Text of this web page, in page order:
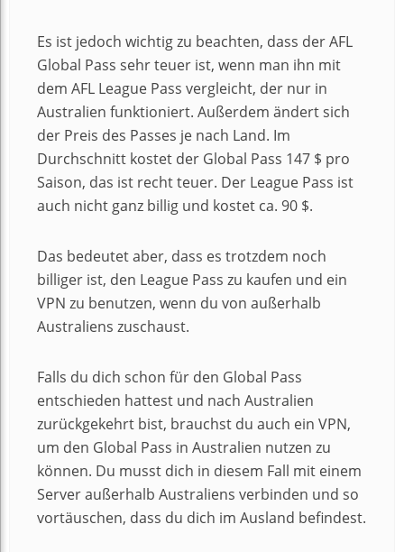
Es ist jedoch wichtig zu beachten, dass der AFL
Global Pass sehr teuer ist, wenn man ihn mit
dem AFL League Pass vergleicht, der nur in
Australien funktioniert. Außerdem ändert sich
der Preis des Passes je nach Land. Im
Durchschnitt kostet der Global Pass 147 $ pro
Saison, das ist recht teuer. Der League Pass ist
auch nicht ganz billig und kostet ca. 90 $.
Das bedeutet aber, dass es trotzdem noch
billiger ist, den League Pass zu kaufen und ein
VPN zu benutzen, wenn du von außerhalb
Australiens zuschaust.
Falls du dich schon für den Global Pass
entschieden hattest und nach Australien
zurückgekehrt bist, brauchst du auch ein VPN,
um den Global Pass in Australien nutzen zu
können. Du musst dich in diesem Fall mit einem
Server außerhalb Australiens verbinden und so
vortäuschen, dass du dich im Ausland befindest.